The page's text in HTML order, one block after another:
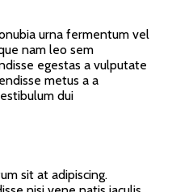
urna fermentum vel
nam leo sem
egestas a vulputate
metus a a
dui
sit at adipiscing.